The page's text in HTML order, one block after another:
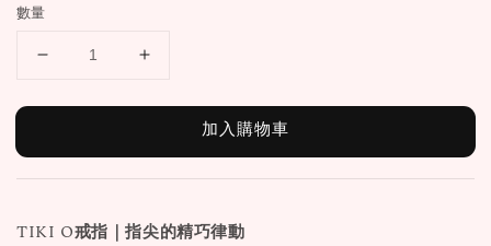
數量
加入購物車
TIKI O戒指｜指尖的精巧律動